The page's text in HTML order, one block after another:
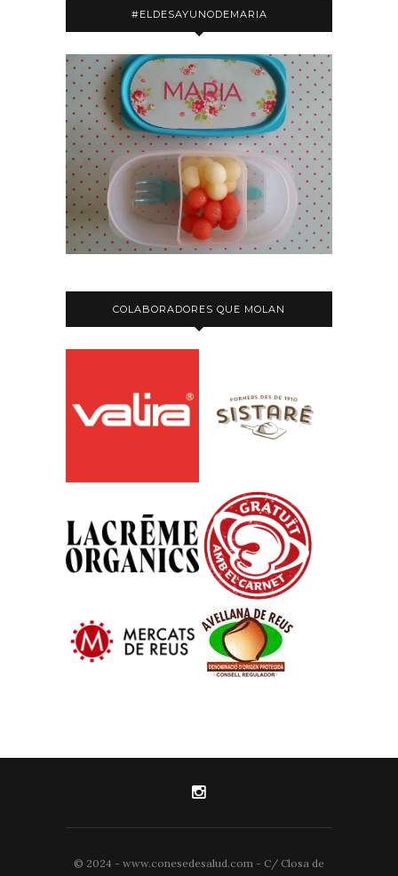
#ELDESAYUNODEMARIA
COLABORADORES QUE MOLAN
© 2024 - www.conesedesalud.com - C/ Closa de